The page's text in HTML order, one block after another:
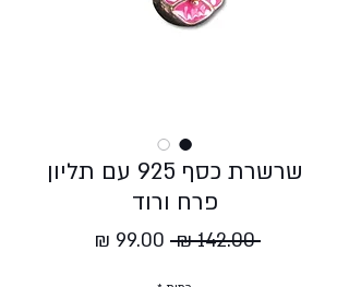
שרשרת כסף 925 עם תליון
פרח ורוד
‏142.00 ‏₪
מחיר